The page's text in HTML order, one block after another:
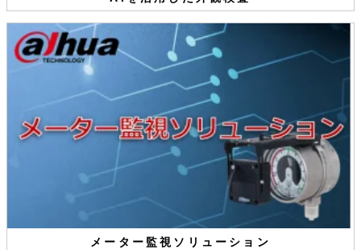
メーター監視ソリューション